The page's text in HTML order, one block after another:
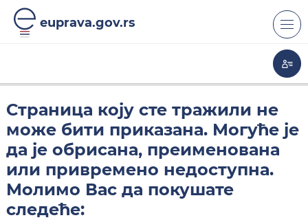
euprava.gov.rs
Страница коју сте тражили не
може бити приказана. Могуће је
да је обрисана, преименована
или привремено недоступна.
Молимо Вас да покушате
следеће: